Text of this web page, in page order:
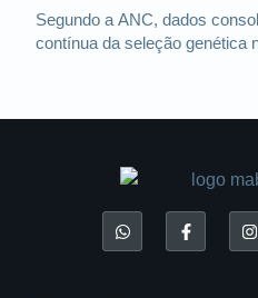
Segundo a ANC, dados
contínua da seleção genética